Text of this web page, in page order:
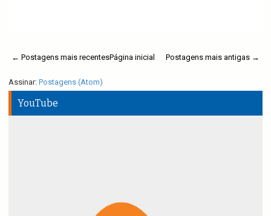
← Postagens mais recentes Postagens mais antigas →
Página inicial
Assinar: Postagens (Atom)
YouTube